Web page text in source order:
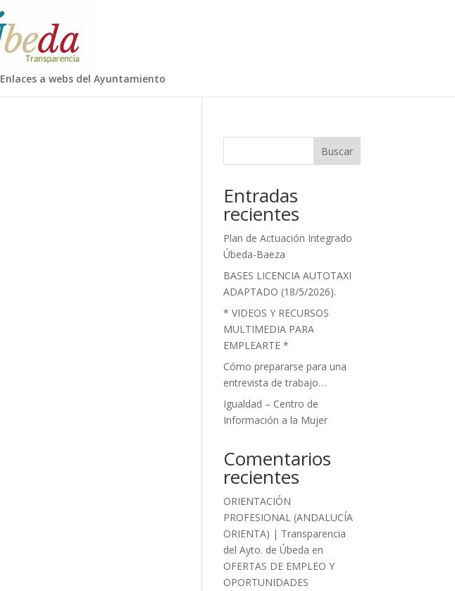
Enlaces a webs del Ayuntamiento
Buscar
Entradas
recientes
Plan de Actuación Integrado
Úbeda-Baeza
BASES LICENCIA AUTOTAXI
ADAPTADO (18/5/2026).
* VIDEOS Y RECURSOS
MULTIMEDIA PARA
EMPLEARTE *
Cómo prepararse para una
entrevista de trabajo…
Igualdad – Centro de
Información a la Mujer
Comentarios
recientes
ORIENTACIÓN
PROFESIONAL (ANDALUCÍA
ORIENTA) | Transparencia
del Ayto. de Úbeda en
OFERTAS DE EMPLEO Y
OPORTUNIDADES